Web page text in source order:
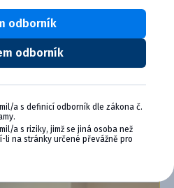
Cymedica Plus:
a služby
a ďalšie
sa pripojiť
o programe PLUS
odborník
odborník
a s definicí odborník dle zákona č.
a s riziky, jimž se jiná osoba než
li na stránky určené převážně pro